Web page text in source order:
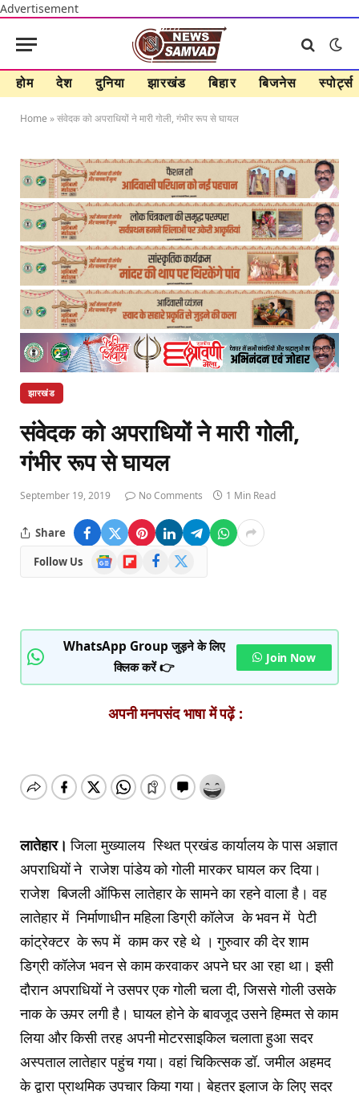
Advertisement
होम देश दुनिया झारखंड बिहार बिजनेस स्पोर्ट्स
Home »संवेदक को अपराधियों ने मारी गोली, गंभीर रूप से घायल
झारखंड
संवेदक को अपराधियों ने मारी गोली,
गंभीर रूप से घायल
September 19, 2019 No Comments 1 Min Read
Share
Follow Us
Google
News
FlipboardFacebook
WhatsApp Group जुड़ने के लिए
क्लिक करें 👉
Join Now
अपनी मनपसंद भाषा में पढ़ें :
लातेहार। जिला मुख्यालय स्थित प्रखंड कार्यालय के पास अज्ञात
अपराधियों ने राजेश पांडेय को गोली मारकर घायल कर दिया।
राजेश बिजली ऑफिस लातेहार के सामने का रहने वाला है। वह
लातेहार में निर्माणाधीन महिला डिग्री कॉलेज के भवन में पेटी
कांट्रेक्टर के रूप में काम कर रहे थे । गुरुवार की देर शाम
डिग्री कॉलेज भवन से काम करवाकर अपने घर आ रहा था। इसी
दौरान अपराधियों ने उसपर एक गोली चला दी, जिससे गोली उसके
नाक के ऊपर लगी है। घायल होने के बावजूद उसने हिम्मत से काम
लिया और किसी तरह अपनी मोटरसाइकिल चलाता हुआ सदर
अस्पताल लातेहार पहुंच गया। वहां चिकित्सक डॉ. जमील अहमद
के द्वारा प्राथमिक उपचार किया गया। बेहतर इलाज के लिए सदर